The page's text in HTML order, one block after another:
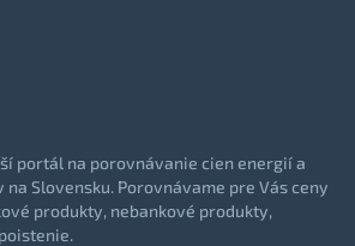
portál na porovnávanie cien energií a
Slovensku. Porovnávame pre Vás ceny
produkty, nebankové produkty,